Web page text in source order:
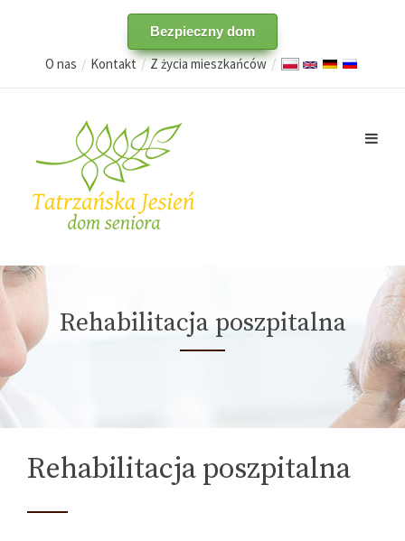
Bezpieczny dom
O nas Kontakt Z życia mieszkańców
Rehabilitacja poszpitalna
Rehabilitacja poszpitalna